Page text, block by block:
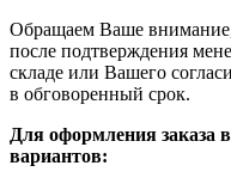
Обращаем Ваше внимание,
после подтверждения
складе или Вашего
в обговоренный срок.
Для оформления заказа
вариантов: